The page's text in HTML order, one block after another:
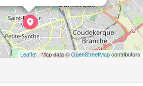
Leaflet| Map data ©OpenStreetMapcontributors